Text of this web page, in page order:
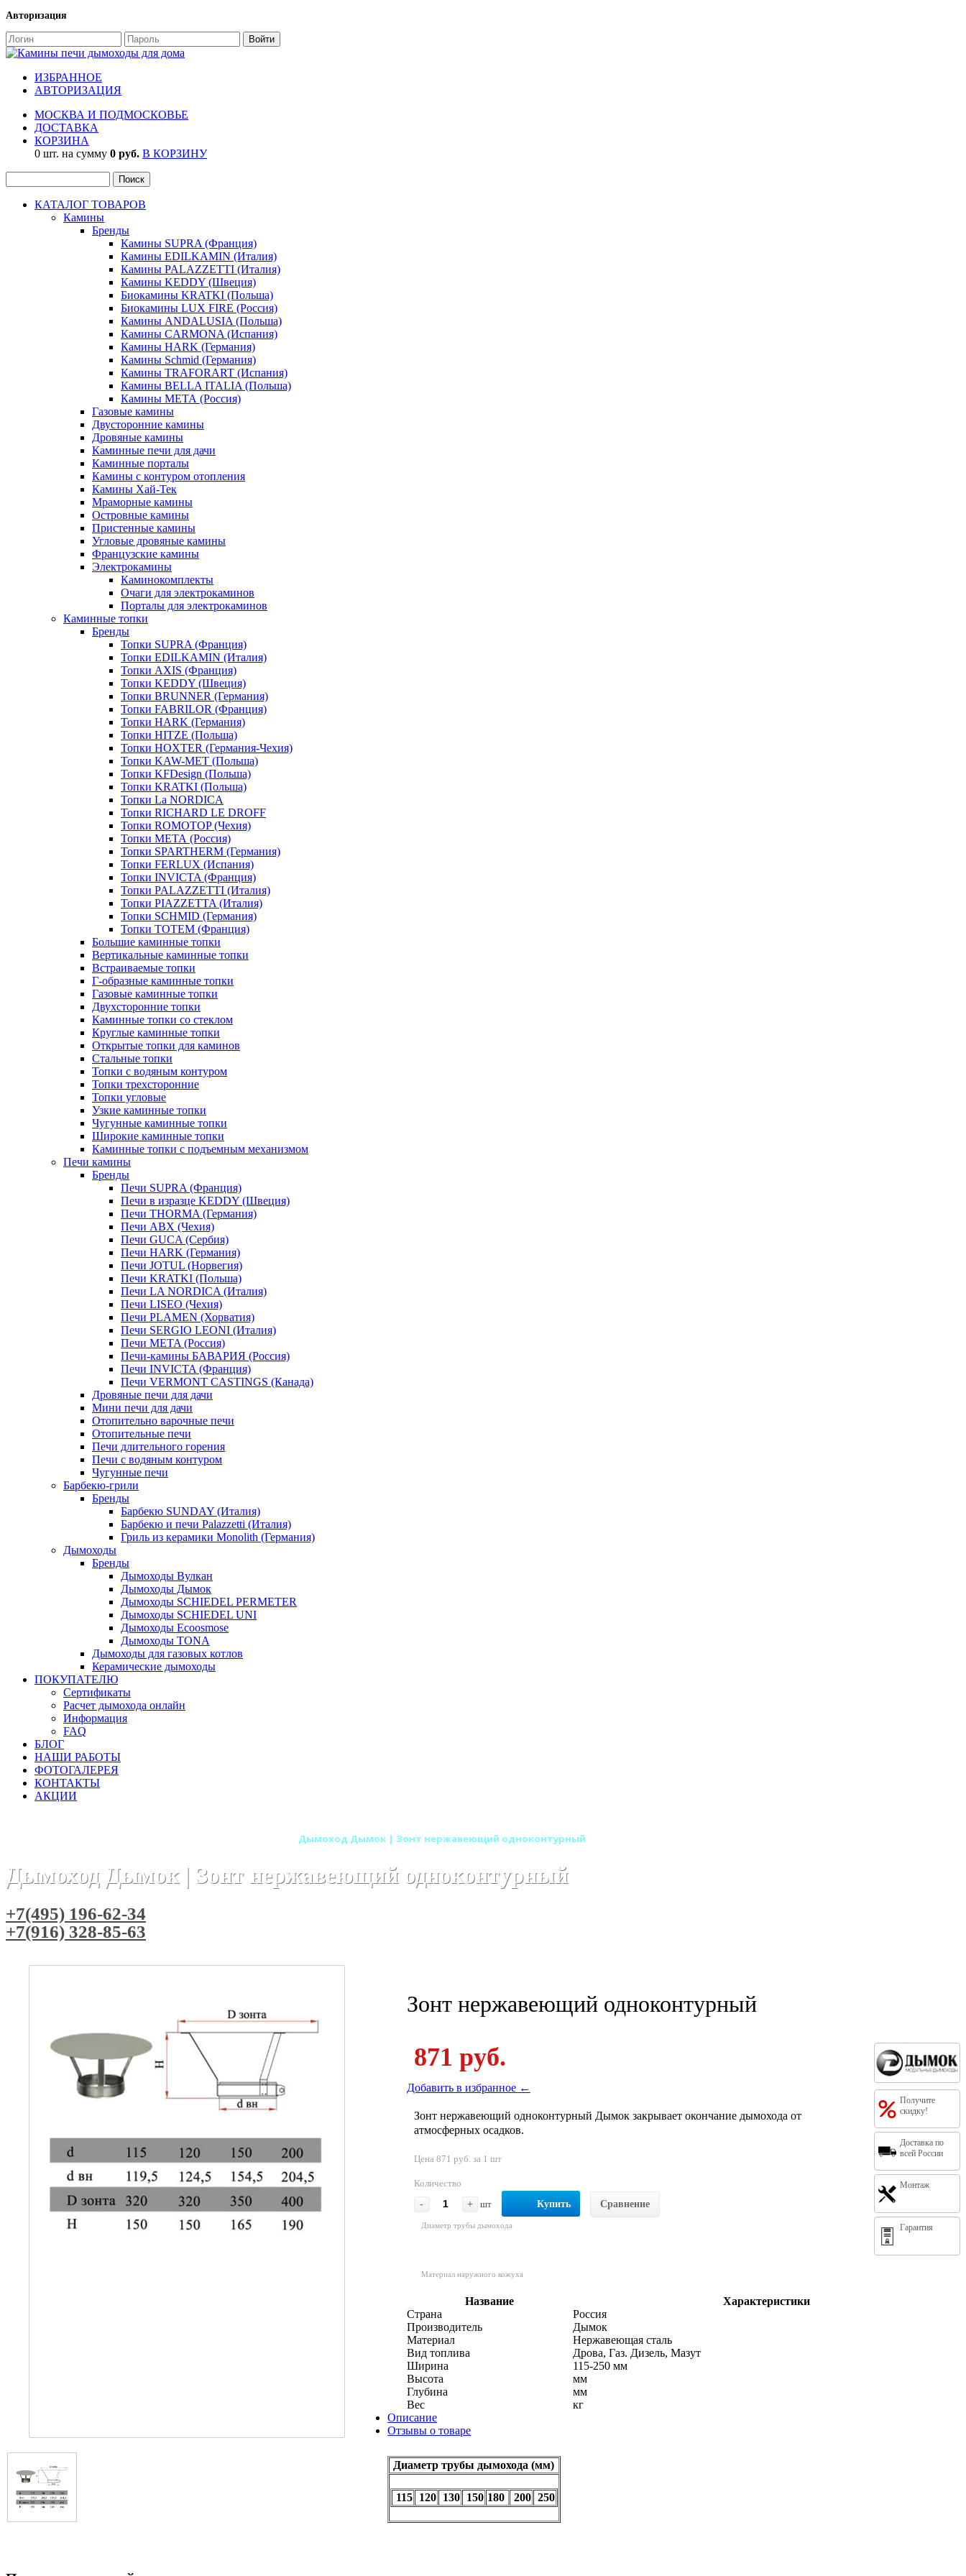
Авторизация
ИЗБРАННОЕ
АВТОРИЗАЦИЯ
МОСКВА И ПОДМОСКОВЬЕ
ДОСТАВКА
КОРЗИНА
0 шт. на сумму 0 руб. В КОРЗИНУ
КАТАЛОГ ТОВАРОВ
Камины
Бренды
Камины SUPRA (Франция)
Камины EDILKAMIN (Италия)
Камины PALAZZETTI (Италия)
Камины KEDDY (Швеция)
Биокамины KRATKI (Польша)
Биокамины LUX FIRE (Россия)
Камины ANDALUSIA (Польша)
Камины CARMONA (Испания)
Камины HARK (Германия)
Камины Schmid (Германия)
Камины TRAFORART (Испания)
Камины BELLA ITALIA (Польша)
Камины МЕТА (Россия)
Газовые камины
Двусторонние камины
Дровяные камины
Каминные печи для дачи
Каминные порталы
Камины с контуром отопления
Камины Хай-Тек
Мраморные камины
Островные камины
Пристенные камины
Угловые дровяные камины
Французские камины
Электрокамины
Каминокомплекты
Очаги для электрокаминов
Порталы для электрокаминов
Каминные топки
Бренды
Топки SUPRA (Франция)
Топки EDILKAMIN (Италия)
Топки AXIS (Франция)
Топки KEDDY (Швеция)
Топки BRUNNER (Германия)
Топки FABRILOR (Франция)
Топки HARK (Германия)
Топки HITZE (Польша)
Топки HOXTER (Германия-Чехия)
Топки KAW-MET (Польша)
Топки KFDesign (Польша)
Топки KRATKI (Польша)
Топки La NORDICA
Топки RICHARD LE DROFF
Топки ROMOTOP (Чехия)
Топки МЕТА (Россия)
Топки SPARTHERM (Германия)
Топки FERLUX (Испания)
Топки INVICTA (Франция)
Топки PALAZZETTI (Италия)
Топки PIAZZETTA (Италия)
Топки SCHMID (Германия)
Топки TOTEM (Франция)
Большие каминные топки
Вертикальные каминные топки
Встраиваемые топки
Г-образные каминные топки
Газовые каминные топки
Двухсторонние топки
Каминные топки со стеклом
Круглые каминные топки
Открытые топки для каминов
Стальные топки
Топки с водяным контуром
Топки трехсторонние
Топки угловые
Узкие каминные топки
Чугунные каминные топки
Широкие каминные топки
Каминные топки с подъемным механизмом
Печи камины
Бренды
Печи SUPRA (Франция)
Печи в изразце KEDDY (Швеция)
Печи THORMA (Германия)
Печи ABX (Чехия)
Печи GUCA (Сербия)
Печи HARK (Германия)
Печи JOTUL (Норвегия)
Печи KRATKI (Польша)
Печи LA NORDICA (Италия)
Печи LISEO (Чехия)
Печи PLAMEN (Хорватия)
Печи SERGIO LEONI (Италия)
Печи META (Россия)
Печи-камины БАВАРИЯ (Россия)
Печи INVICTA (Франция)
Печи VERMONT CASTINGS (Канада)
Дровяные печи для дачи
Мини печи для дачи
Отопительно варочные печи
Отопительные печи
Печи длительного горения
Печи с водяным контуром
Чугунные печи
Барбекю-грили
Бренды
Барбекю SUNDAY (Италия)
Барбекю и печи Palazzetti (Италия)
Гриль из керамики Monolith (Германия)
Дымоходы
Бренды
Дымоходы Вулкан
Дымоходы Дымок
Дымоходы SCHIEDEL PERMETER
Дымоходы SCHIEDEL UNI
Дымоходы Ecoosmose
Дымоходы TONA
Дымоходы для газовых котлов
Керамические дымоходы
ПОКУПАТЕЛЮ
Сертификаты
Расчет дымохода онлайн
Информация
FAQ
БЛОГ
НАШИ РАБОТЫ
ФОТОГАЛЕРЕЯ
КОНТАКТЫ
АКЦИИ
Дымоход Дымок | Зонт нержавеющий одноконтурный
Дымоход Дымок | Зонт нержавеющий одноконтурный
+7(495) 196-62-34
+7(916) 328-85-63
Зонт нержавеющий одноконтурный
Получите
скидку!
Доставка по
всей России
Монтаж
Гарантия
871 руб.
Добавить в избранное ←
Зонт нержавеющий одноконтурный Дымок закрывает окончание дымохода от
атмосферных осадков.
Цена 871 руб. за 1 шт
Количество
-
+ шт Купить Сравнение
Диаметр трубы дымохода
Материал наружного кожуха
Название
Характеристики
Страна
Россия
Производитель
Дымок
Материал
Нержавеющая сталь
Вид топлива
Дрова, Газ. Дизель, Мазут
Ширина
115-250 мм
Высота
мм
Глубина
мм
Вес
кг
Описание
Отзывы о товаре
Диаметр трубы дымохода (мм)
115 120 130 150 180 200 250